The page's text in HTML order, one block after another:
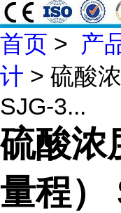
首页 > 产
计 > 硫酸
SJG-3...
硫酸浓
量程）